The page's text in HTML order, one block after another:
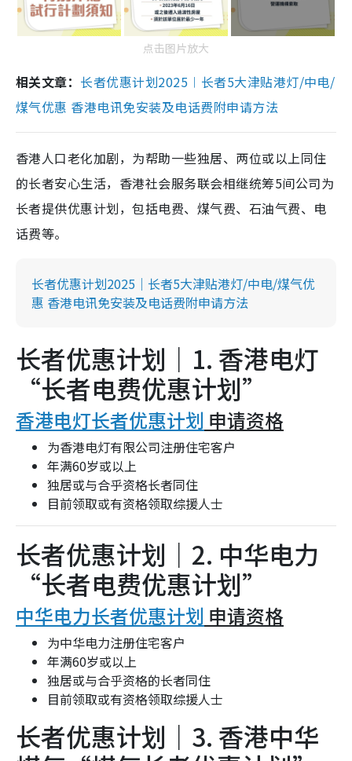
点击图片放大
相关文章： 长者优惠计划2025︱长者5大津贴港灯/中电/
煤气优惠 香港电讯免安装及电话费附申请方法
香港人口老化加剧，为帮助一些独居、两位或以上同住
的长者安心生活，香港社会服务联会相继统筹5间公司为
长者提供优惠计划，包括电费、煤气费、石油气费、电
话费等。
长者优惠计划2025｜长者5大津贴港灯/中电/煤气优
惠 香港电讯免安装及电话费附申请方法
长者优惠计划｜1. 香港电灯
“长者电费优惠计划”
香港电灯长者优惠计划 申请资格
为香港电灯有限公司注册住宅客户
年满60岁或以上
独居或与合乎资格长者同住
目前领取或有资格领取综援人士
长者优惠计划｜2. 中华电力
“长者电费优惠计划”
中华电力长者优惠计划 申请资格
为中华电力注册住宅客户
年满60岁或以上
独居或与合乎资格的长者同住
目前领取或有资格领取综援人士
长者优惠计划｜3. 香港中华